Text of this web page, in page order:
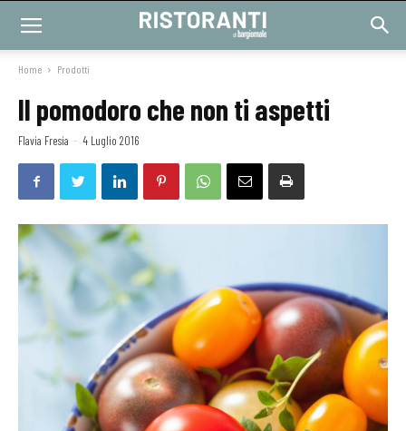
Home Prodotti
Il pomodoro che non ti aspetti
Flavia Fresia - 4 Luglio 2016